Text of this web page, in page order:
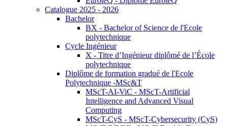
Catalogue 2025 - 2026
Bachelor
BX - Bachelor of Science de l'Ecole
polytechnique
Cycle Ingénieur
X - Titre d’Ingénieur diplômé de l’École
polytechnique
Diplôme de formation gradué de l'Ecole
Polytechnique -MSc&T
MScT-AI-ViC - MScT-Artificial
Intelligence and Advanced Visual
Computing
MScT-CyS - MScT-Cybersecurity (CyS)